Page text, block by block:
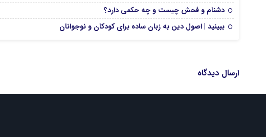
دشنام و فحش چیست و چه حکمی دارد؟
ببینید | اصول دین به زبان ساده برای کودکان و نوجوانان
ارسال دیدگاه